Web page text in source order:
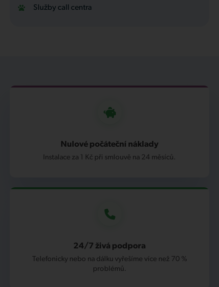
Služby call centra
Nulové počáteční náklady
Instalace za 1 Kč při smlouvě na 24 měsíců.
24/7 živá podpora
Telefonicky nebo na dálku vyřešíme více než 70 %
problémů.